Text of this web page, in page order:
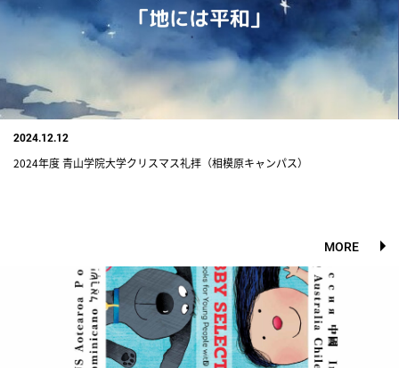
2024.12.12
2024年度 青山学院大学クリスマス礼拝（相模原キャンパス）
MORE